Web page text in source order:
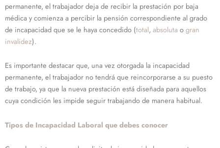
permanente, el trabajador deja de recibir la prestación por baja
médica y comienza a percibir la pensión correspondiente al grado
de incapacidad que se le haya concedido (total, absoluta ogran
invalidez).
Es importante destacar que, una vez otorgada la incapacidad
permanente, el trabajador no tendrá que reincorporarse a su puesto
de trabajo, ya que la nueva prestación está diseñada para aquellos
cuya condición les impide seguir trabajando de manera habitual.
Tipos de Incapacidad Laboral que debes conocer